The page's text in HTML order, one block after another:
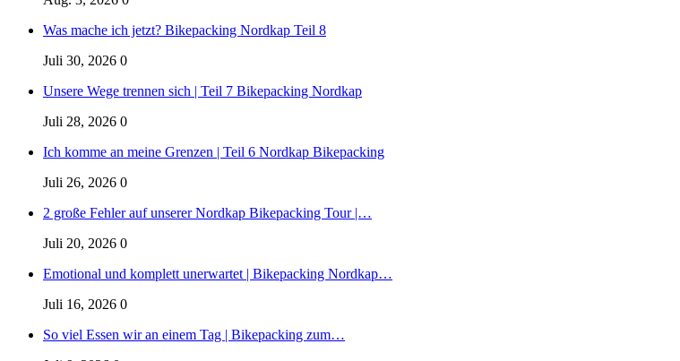
Was mache ich jetzt? Bikepacking Nordkap Teil 8
Juli 30, 2026 0
Unsere Wege trennen sich | Teil 7 Bikepacking Nordkap
Juli 28, 2026 0
Ich komme an meine Grenzen | Teil 6 Nordkap Bikepacking
Juli 26, 2026 0
2 große Fehler auf unserer Nordkap Bikepacking Tour |…
Juli 20, 2026 0
Emotional und komplett unerwartet | Bikepacking Nordkap…
Juli 16, 2026 0
So viel Essen wir an einem Tag | Bikepacking zum…